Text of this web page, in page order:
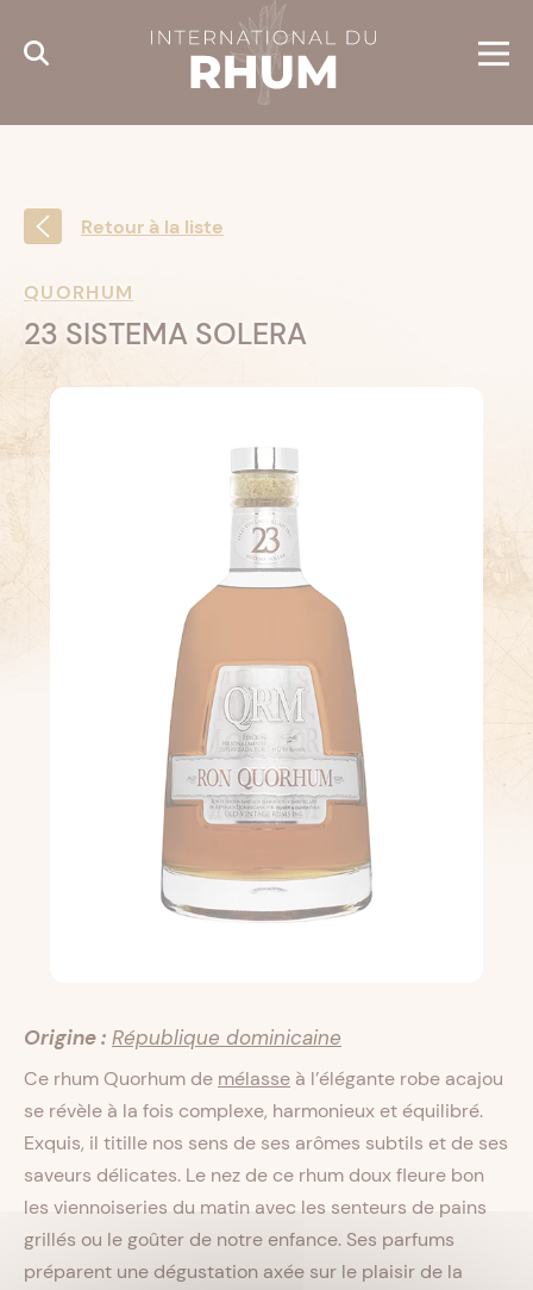
Retour à la liste
QUORHUM
23 SISTEMA SOLERA
Origine : République dominicaine
Ce rhum Quorhum de mélasse à l’élégante robe acajou
se révèle à la fois complexe, harmonieux et équilibré.
Exquis, il titille nos sens de ses arômes subtils et de ses
saveurs délicates. Le nez de ce rhum doux fleure bon
les viennoiseries du matin avec les senteurs de pains
grillés ou le goûter de notre enfance. Ses parfums
préparent une dégustation axée sur le plaisir de la
Cookies management panel